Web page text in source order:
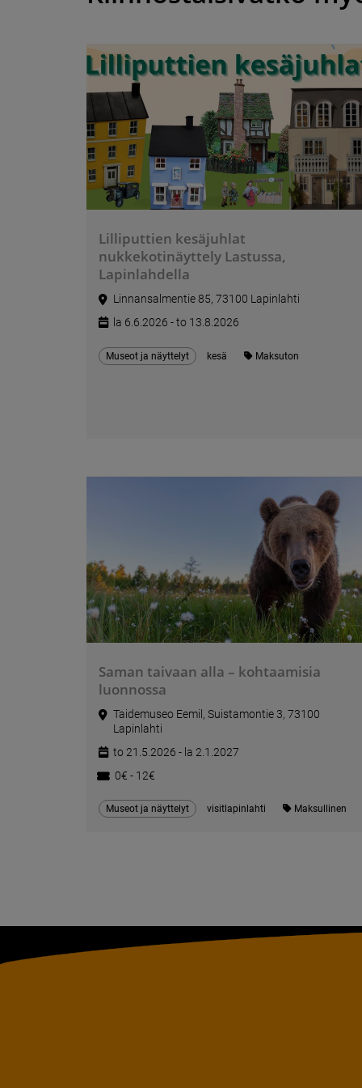
Lilliputtien kesäjuhlat
nukkekotinäyttely Lastussa,
Lapinlahdella
Linnansalmentie 85, 73100 Lapinlahti
la 6.6.2026 - to 13.8.2026
Museot ja näyttelyt kesä Maksuton
Saman taivaan alla – kohtaamisia
luonnossa
Taidemuseo Eemil, Suistamontie 3, 73100
Lapinlahti
to 21.5.2026 - la 2.1.2027
0€ - 12€
Museot ja näyttelyt visitlapinlahti Maksullinen